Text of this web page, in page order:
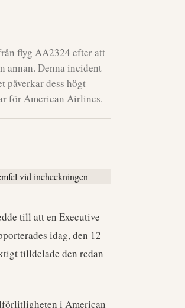
flyg AA2324 efter att
annan. Denna incident
dess högt
för American Airlines.
till att en Executive
idag, den 12
tilldelade den redan
i American